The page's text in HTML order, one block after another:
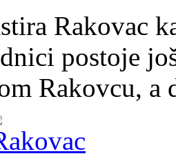
Rakovac
postoje
Rakovcu, a